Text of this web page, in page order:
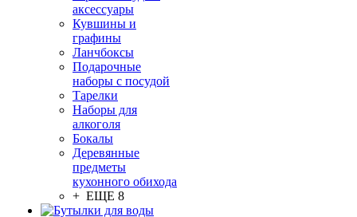
аксессуары
Кувшины и
графины
Ланчбоксы
Подарочные
наборы с посудой
Тарелки
Наборы для
алкоголя
Бокалы
Деревянные
предметы
кухонного обихода
+ ЕЩЕ 8